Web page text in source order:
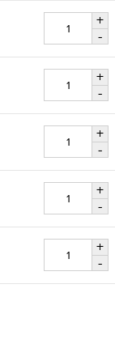
+
-
+
-
+
-
+
-
+
-